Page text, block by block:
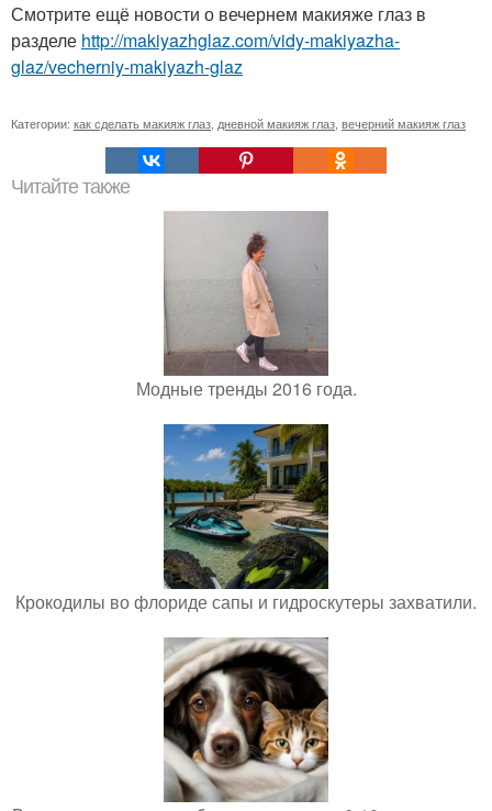
Смотрите ещё новости о вечернем макияже глаз в
разделе http://makiyazhglaz.com/vidy-makiyazha-
glaz/vecherniy-makiyazh-glaz
Категории: как сделать макияж глаз дневной макияж глаз вечерний макияж глаз
Читайте также
Модные тренды 2016 года.
Крокодилы во флориде сапы и гидроскутеры захватили.